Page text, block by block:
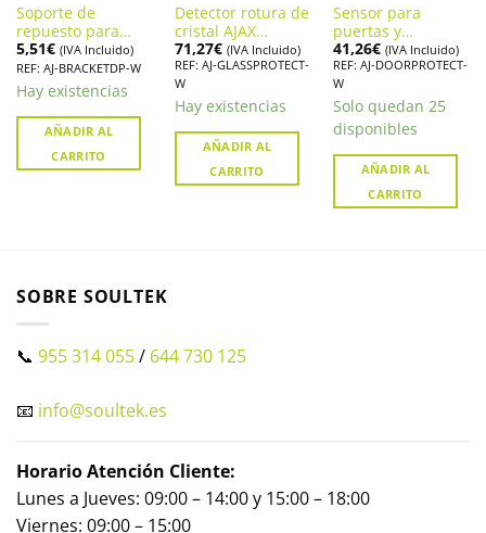
Soporte de
repuesto para
contacto
magnético Alarma
Ajax AJ-
BRACKETDP-W
5,51€ (IVA Incluido)
REF: AJ-BRACKETDP-W
Hay existencias
AÑADIR AL
CARRITO
Detector rotura de
cristal AJAX
GLASSPROTECT
71,27€ (IVA Incluido)
REF: AJ-GLASSPROTECT-
W
Hay existencias
AÑADIR AL
CARRITO
Sensor para
puertas y
ventanas Alarma
Ajax DoorProtect
41,26€ (IVA Incluido)
REF: AJ-DOORPROTECT-
W
Solo quedan 25
disponibles
AÑADIR AL
CARRITO
SOBRE SOULTEK
📞 955 314 055/ 644 730 125
📧 info@soultek.es
Horario Atención Cliente:
Lunes a Jueves: 09:00 – 14:00 y 15:00 – 18:00
Viernes: 09:00 – 15:00